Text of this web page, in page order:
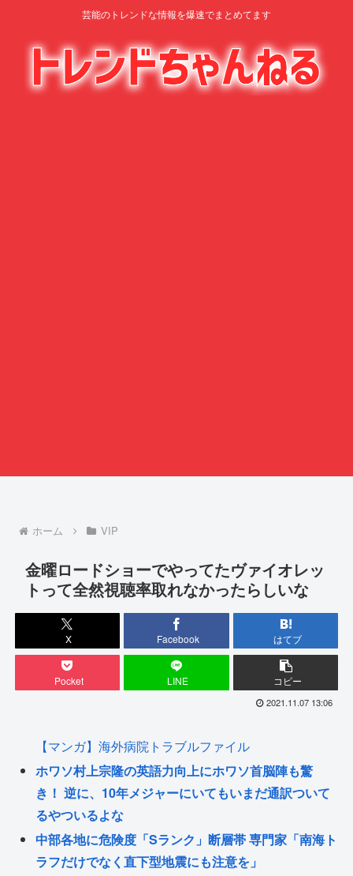
芸能のトレンドな情報を爆速でまとめてます
ホーム VIP
金曜ロードショーでやってたヴァイオレッ
トって全然視聴率取れなかったらしいな
X Facebook はてブ
Pocket LINE コピー
2021.11.07 13:06
【マンガ】海外病院トラブルファイル
ホワソ村上宗隆の英語力向上にホワソ首脳陣も驚
き！ 逆に、10年メジャーにいてもいまだ通訳ついて
るやついるよな
中部各地に危険度「Sランク」断層帯 専門家「南海ト
ラフだけでなく直下型地震にも注意を」